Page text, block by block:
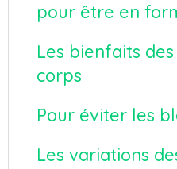
pour être en
Les bienfaits
corps
Pour éviter les
Les variations